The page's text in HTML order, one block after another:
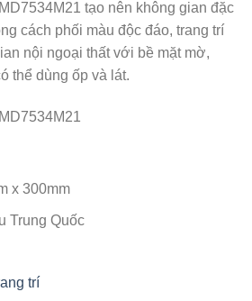
tạo nên không gian đặc
cách phối màu độc đáo, trang trí
nội ngoại thất với bề mặt mờ,
thể dùng ốp và lát.
x 300mm
Trung Quốc
trí